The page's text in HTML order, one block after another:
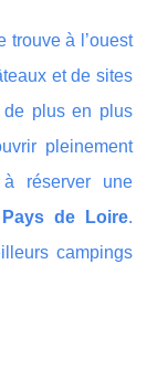
trouve à l’ouest
et de sites
de plus en plus
pleinement
réserver une
de Loire.
campings